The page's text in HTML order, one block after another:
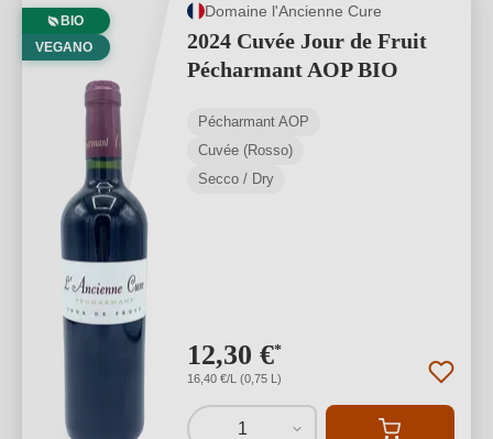
BIO
VEGANO
Domaine l'Ancienne Cure
2024 Cuvée Jour de Fruit
Pécharmant AOP BIO
Pécharmant AOP
Cuvée (Rosso)
Secco / Dry
12,30 €*
16,40 €/L (0,75 L)
1